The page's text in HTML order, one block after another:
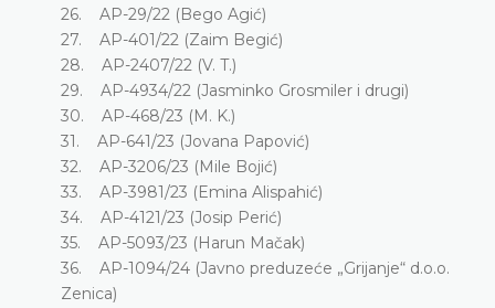
26. AP-29/22 (Bego Agić)
27. AP-401/22 (Zaim Begić)
28. AP-2407/22 (V. T.)
29. AP-4934/22 (Jasminko Grosmiler i drugi)
30. AP-468/23 (M. K.)
31. AP-641/23 (Jovana Papović)
32. AP-3206/23 (Mile Bojić)
33. AP-3981/23 (Emina Alispahić)
34. AP-4121/23 (Josip Perić)
35. AP-5093/23 (Harun Mačak)
36. AP-1094/24 (Javno preduzeće „Grijanje“ d.o.o.
Zenica)